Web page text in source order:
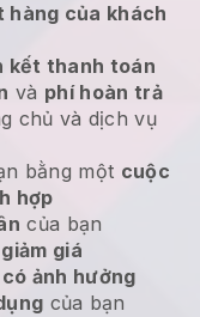
hàng của khách
kết thanh toán
và phí hoàn trả
chủ và dịch vụ
bằng một cuộc
hợp
của bạn
giá
ảnh hưởng
của bạn